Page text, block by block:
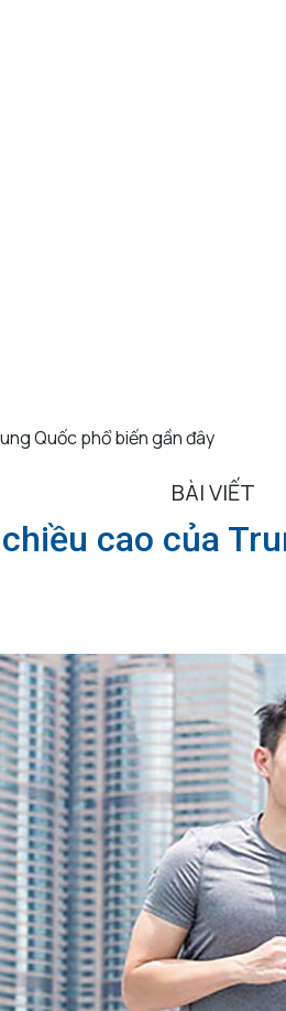
Quốc phổ biến gần đây
BÀI VIẾT
cao của